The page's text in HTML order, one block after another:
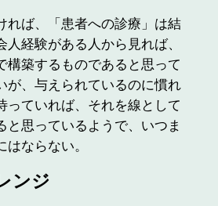
れば、「患者への診療」は結
経験がある人から見れば、
構築するものであると思って
が、与えられているのに慣れ
っていれば、それを線として
と思っているようで、いつま
ならない。
ンジ